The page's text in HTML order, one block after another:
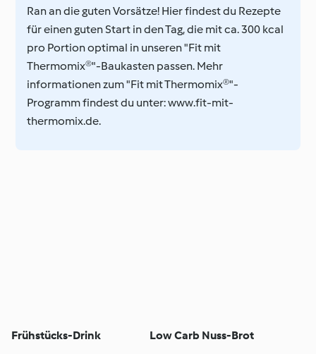
Ran an die guten Vorsätze! Hier findest du Rezepte
für einen guten Start in den Tag, die mit ca. 300 kcal
pro Portion optimal in unseren "Fit mit
Thermomix®"-Baukasten passen. Mehr
informationen zum "Fit mit Thermomix®"-
Programm findest du unter: www.fit-mit-
thermomix.de.
Frühstücks-Drink Low Carb Nuss-Brot